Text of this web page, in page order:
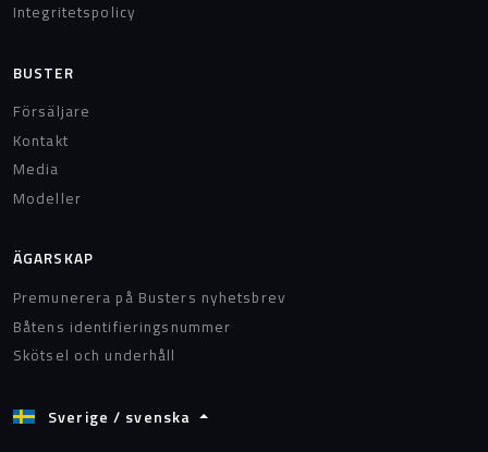
Integritetspolicy
BUSTER
Försäljare
Kontakt
Media
Modeller
ÄGARSKAP
Premunerera på Busters nyhetsbrev
Båtens identifieringsnummer
Skötsel och underhåll
Sverige / svenska